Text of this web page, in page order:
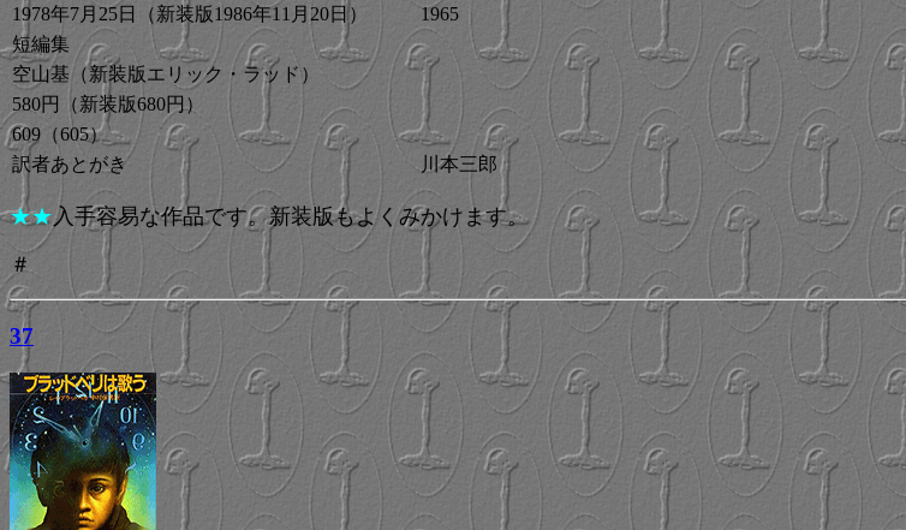
1978年7月25日（新装版1986年11月20日）
1965
短編集
空山基（新装版エリック・ラッド）
580円（新装版680円）
609（605）
訳者あとがき
川本三郎
★★入手容易な作品です。新装版もよくみかけます。
＃
37